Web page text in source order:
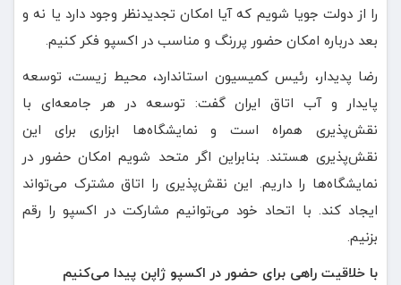
را از دولت جویا شویم که آیا امکان تجدیدنظر وجود دارد یا نه و
بعد درباره امکان حضور پررنگ و مناسب در اکسپو فکر کنیم.
رضا پدیدار، رئیس کمیسیون استاندارد، محیط زیست، توسعه
پایدار و آب اتاق ایران گفت: توسعه در هر جامعه‌ای با
نقش‌پذیری همراه است و نمایشگاه‌ها ابزاری برای این
نقش‌پذیری هستند. بنابراین اگر متحد شویم امکان حضور در
نمایشگاه‌ها را داریم. این نقش‌پذیری را اتاق مشترک می‌تواند
ایجاد کند. با اتحاد خود می‌توانیم مشارکت در اکسپو را رقم
بزنیم.
با خلاقیت راهی برای حضور در اکسپو ژاپن پیدا می‌کنیم